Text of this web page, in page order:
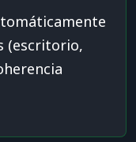
(escritorio,